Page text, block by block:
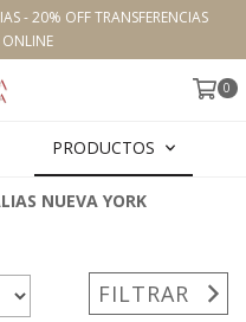
- 20% OFF TRANSFERENCIAS
0
PRODUCTOS
NUEVA YORK
FILTRAR